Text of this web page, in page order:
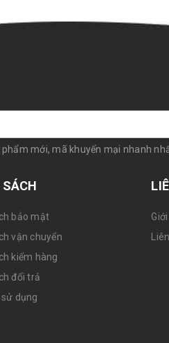
mới, mã khuyến mại nhanh
bảo mật
vận chuyển
kiểm hàng
đổi trả
dụng